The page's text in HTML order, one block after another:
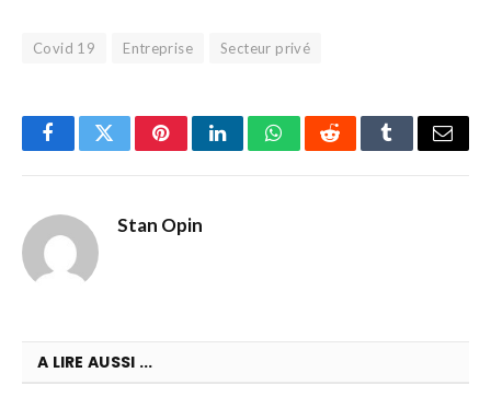
Covid 19 Entreprise Secteur privé
FacebookTwitterPinterestLinkedInWhatsAppRedditTumblrEmail
Stan Opin
A LIRE AUSSI ...